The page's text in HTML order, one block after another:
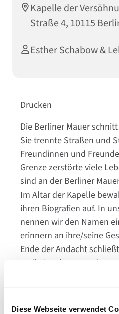
Diese Webseite verwendet
Kapelle der
Straße 4, 10115
Esther Schabow &
Drucken
Die Berliner Mauer
Sie trennte Straßen und
Freundinnen und
Grenze zerstörte viele
sind an der Berliner
Im Altar der Kapelle
ihren Biografien auf. In
nennen wir den Namen
erinnern an ihre/seine
Ende der Andacht
Freiheit sehnen. Auch
auf der Flucht sind. Die
Versöhnungsgemeinde
Mauer verantworteten